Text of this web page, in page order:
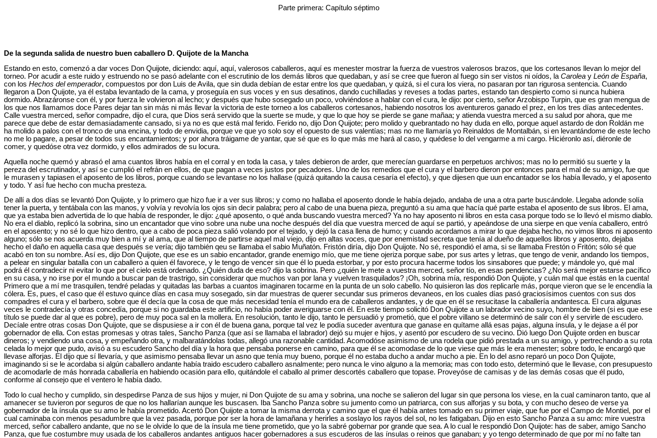
Parte primera: Capítulo séptimo
De la segunda salida de nuestro buen caballero D. Quijote de la Mancha
Estando en esto, comenzó a dar voces Don Quijote, diciendo: aquí, aquí, valerosos caballeros, aquí es menester mostrar la fuerza de vuestros valerosos brazos, que los cortesanos llevan lo mejor del
torneo. Por acudir a este ruido y estruendo no se pasó adelante con el escrutinio de los demás libros que quedaban, y así se cree que fueron al fuego sin ser vistos ni oídos, la Carolea y León de España,
con los Hechos del emperador, compuestos por don Luis de Avila, que sin duda debían de estar entre los que quedaban, y quizá, si el cura los viera, no pasaran por tan rigurosa sentencia. Cuando
llegaron a Don Quijote, ya él estaba levantado de la cama, y proseguía en sus voces y en sus desatinos, dando cuchilladas y reveses a todas partes, estando tan despierto como si nunca hubiera
dormido. Abrazáronse con él, y por fuerza le volvieron al lecho; y después que hubo sosegado un poco, volviéndose a hablar con el cura, le dijo: por cierto, señor Arzobispo Turpin, que es gran mengua de
los que nos llamamos doce Pares dejar tan sin más ni más llevar la victoria de este torneo a los caballeros cortesanos, habiendo nosotros los aventureros ganado el prez, en los tres días antecedentes.
Calle vuestra merced, señor compadre, dijo el cura, que Dios será servido que la suerte se mude, y que lo que hoy se pierde se gane mañaa; y atienda vuestra merced a su salud por ahora, que me
parece que debe de estar demasiadamente cansado, si ya no es que está mal ferido. Ferido no, dijo Don Quijote; pero molido y quebrantado no hay duda en ello, porque aquel astardo de don Roldán me
ha molido a palos con el tronco de una encina, y todo de envidia, porque ve que yo solo soy el opuesto de sus valentías; mas no me llamaría yo Reinaldos de Montalbán, si en levantándome de este lecho
no me lo pagare, a pesar de todos sus encantamientos; y por ahora tráigame de yantar, que sé que es lo que más me hará al caso, y quédese lo del vengarme a mi cargo. Hiciéronlo así, diéronle de
comer, y quedóse otra vez dormido, y ellos admirados de su locura.
Aquella noche quemó y abrasó el ama cuantos libros había en el corral y en toda la casa, y tales debieron de arder, que merecían guardarse en perpetuos archivos; mas no lo permitió su suerte y la
pereza del escrutinador, y así se cumplió el refrán en ellos, de que pagan a veces justos por pecadores. Uno de los remedios que el cura y el barbero dieron por entonces para el mal de su amigo, fue que
le murasen y tapiasen el aposento de los libros, porque cuando se levantase no los hallase (quizá quitando la causa cesaría el efecto), y que dijesen que uun encantador se los había llevado, y el aposento
y todo. Y así fue hecho con mucha presteza.
De allí a dos días se levantó Don Quijote, y lo primero que hizo fue ir a ver sus libros; y como no hallaba el aposento donde le había dejado, andaba de una a otra parte buscándole. Llegaba adonde solía
tener la puerta, y tentábala con las manos, y volvía y revolvía los ojos sin decir palabra; pero al cabo de una buena pieza, preguntó a su ama que hacía qué parte estaba el aposento de sus libros. El ama,
que ya estaba bien advertida de lo que había de responder, le dijo: ¿qué aposento, o qué anda buscando vuestra merced? Ya no hay aposento ni libros en esta casa porque todo se lo llevó el mismo diablo.
No era el diablo, replicó la sobrina, sino un encantador que vino sobre una nube una noche después del día que vuestra merced de aquí se partió, y apeándose de una sierpe en que venía caballero, entró
en el aposento; y no sé lo que hizo dentro, que a cabo de poca pieza salió volando por el tejado, y dejó la casa llena de humo; y cuando acordamos a mirar lo que dejaba hecho, no vimos libros ni aposento
alguno; sólo se nos acuerda muy bien a mí y al ama, que al tiempo de partirse aquel mal viejo, dijo en altas voces, que por enemistad secreta que tenía al dueño de aquellos libros y aposento, dejaba
hecho el daño en aquella casa que después se vería; dijo también qeu se llamaba el sabio Muñatón. Fristón diría, dijo Don Quijote. No sé, respondió el ama, si se llamaba Frestón o Fritón; sólo sé que
acabó en ton su nombre. Así es, dijo Don Quijote, que ese es un sabio encantador, grande enemigo mío, que me tiene ojeriza porque sabe, por sus artes y letras, que tengo de venir, andando los tiempos,
a pelear en singular batalla con un caballero a quien él favorece, y le tengo de vencer sin que él lo pueda estorbar, y por esto procura hacerme todos los sinsabores que puede; y mándole yo, qué mal
podrá él contradecir ni evitar lo que por el cielo está ordenado. ¿Quién duda de eso? dijo la sobrina. Pero ¿quién le mete a vuestra merced, señor tío, en esas pendencias? ¿No será mejor estarse pacífico
en su casa, y no irse por el mundo a buscar pan de trastrigo, sin considerar que muchos van por lana y vuelven trasquilados? ¡Oh, sobrina mía, respondió Don Quijote, y cuán mal que estás en la cuenta!
Primero que a mí me trasquilen, tendré peladas y quitadas las barbas a cuantos imaginaren tocarme en la punta de un solo cabello. No quisieron las dos replicarle más, porque vieron que se le encendía la
cólera. Es, pues, el caso que él estuvo quince días en casa muy sosegado, sin dar muestras de querer secundar sus primeros devaneos, en los cuales días pasó graciosísimos cuentos con sus dos
compadres el cura y el barbero, sobre que él decía que la cosa de que más necesidad tenía el mundo era de caballeros andantes, y de que en él se resucitase la caballería andantesca. El cura algunas
veces le contradecía y otras concedía, porque si no guardaba este artificio, no había poder averiguarse con él. En este tiempo solicitó Don Quijote a un labrador vecino suyo, hombre de bien (si es que ese
título se puede dar al que es pobre), pero de muy poca sal en la mollera. En resolución, tanto le dijo, tanto le persuadió y prometió, que el pobre villano se determinó de salir con él y servirle de escudero.
Decíale entre otras cosas Don Quijote, que se dispusiese a ir con él de buena gana, porque tal vez le podía suceder aventura que ganase en quítame allá esas pajas, alguna ínsula, y le dejase a él por
gobernador de ella. Con estas promesas y otras tales, Sancho Panza (que así se llamaba el labrador) dejó su mujer e hijos, y asentó por escudero de su vecino. Dió luego Don Quijote orden en buscar
dineros; y vendiendo una cosa, y empeñando otra, y malbaratándolas todas, allegó una razonable cantidad. Acomodóse asimismo de una rodela que pidió prestada a un su amigo, y pertrechando a su rota
celada lo mejor que pudo, avisó a su escudero Sancho del día y la hora que pensaba ponerse en camino, para que él se acomodase de lo que viese que más le era menester; sobre todo, le encargó que
llevase alforjas. El dijo que sí llevaría, y que asimismo pensaba llevar un asno que tenía muy bueno, porque él no estaba ducho a andar mucho a pie. En lo del asno reparó un poco Don Quijote,
imaginando si se le acordaba si algún caballero andante había traido escudero caballero asnalmente; pero nunca le vino alguno a la memoria; mas con todo esto, determinó que le llevase, con presupuesto
de acomodarle de más honrada caballería en habiendo ocasión para ello, quitándole el caballo al primer descortés caballero que topase. Proveyóse de camisas y de las demás cosas que él pudo,
conforme al consejo que el ventero le había dado.
Todo lo cual hecho y cumplido, sin despedirse Panza de sus hijos y mujer, ni Don Quijote de su ama y sobrina, una noche se salieron del lugar sin que persona los viese, en la cual caminaron tanto, que al
amanecer se tuvieron por seguros de que no los hallarían aunque les buscasen. Iba Sancho Panza sobre su jumento como un patriarca, con sus alforjas y su bota, y con mucho deseo de verse ya
gobernador de la ínsula que su amo le había prometido. Acertó Don Quijote a tomar la misma derrota y camino que el que él había antes tomado en su primer viaje, que fue por el Campo de Montiel, por el
cual caminaba con menos pesadumbre que la vez pasada, porque por ser la hora de lamañana y herirles a soslayo los rayos del sol, no les fatigaban. Dijo en esto Sancho Panza a su amo: mire vuestra
merced, señor caballero andante, que no se le olvide lo que de la ínsula me tiene prometido, que yo la sabré gobernar por grande que sea. A lo cual le respondió Don Quijote: has de saber, amigo Sancho
Panza, que fue costumbre muy usada de los caballeros andantes antiguos hacer gobernadores a sus escuderos de las ínsulas o reinos que ganaban; y yo tengo determinado de que por mí no falte tan